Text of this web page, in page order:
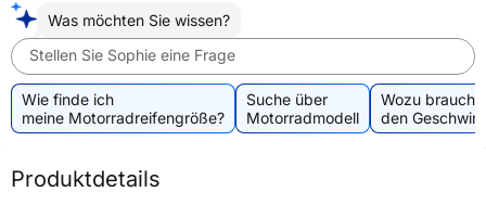
Was möchten Sie wissen?
Stellen Sie Sophie eine Frage
Wie finde ich
meine Motorradreifengröße?
Suche über
Motorradmodell
Wozu
den
Produktdetails